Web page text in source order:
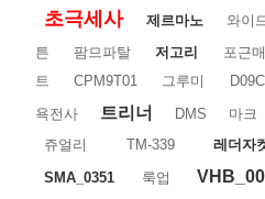
초극세사
제르마노 와이
튼
팜므파탈 저고리 포근
트
CPM9T01 그루미
욕전사
트리너 DMS 마크
쥬얼리
TM-339 레더자
SMA_0351
룩업